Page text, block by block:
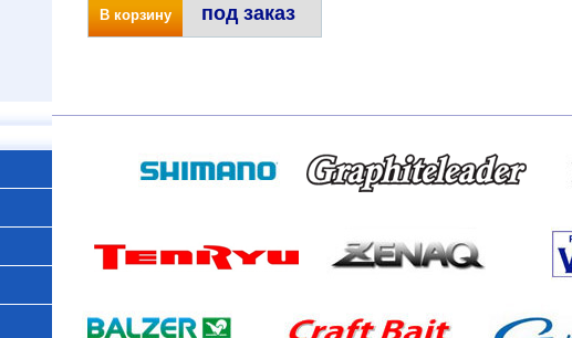
В корзину под заказ